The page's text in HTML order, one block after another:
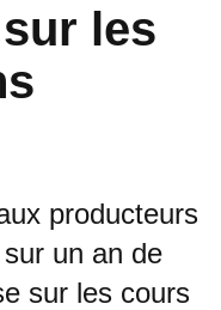
les
producteurs
un an de
sur les cours